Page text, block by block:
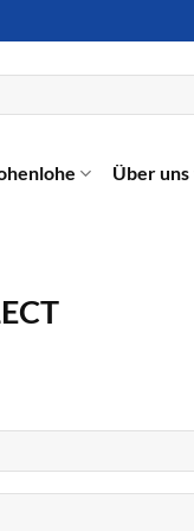
Über uns